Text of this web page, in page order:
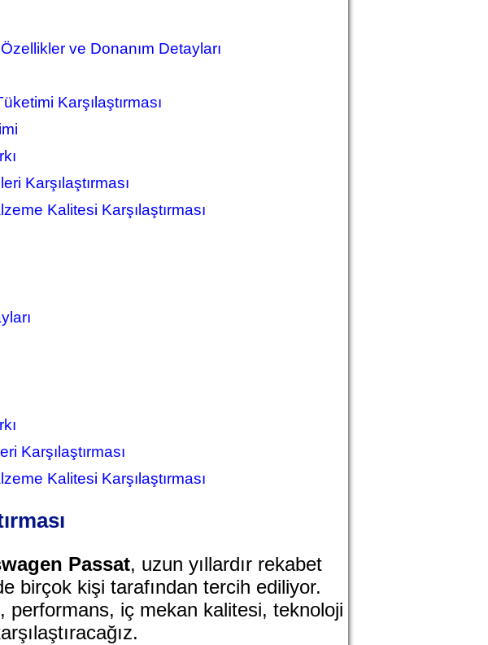
ve Donanım Detayları
Karşılaştırması
Karşılaştırması
Kalitesi Karşılaştırması
Karşılaştırması
Kalitesi Karşılaştırması
Passat, uzun yıllardır rekabet
birçok kişi tarafından tercih ediliyor.
performans, iç mekan kalitesi, teknoloji